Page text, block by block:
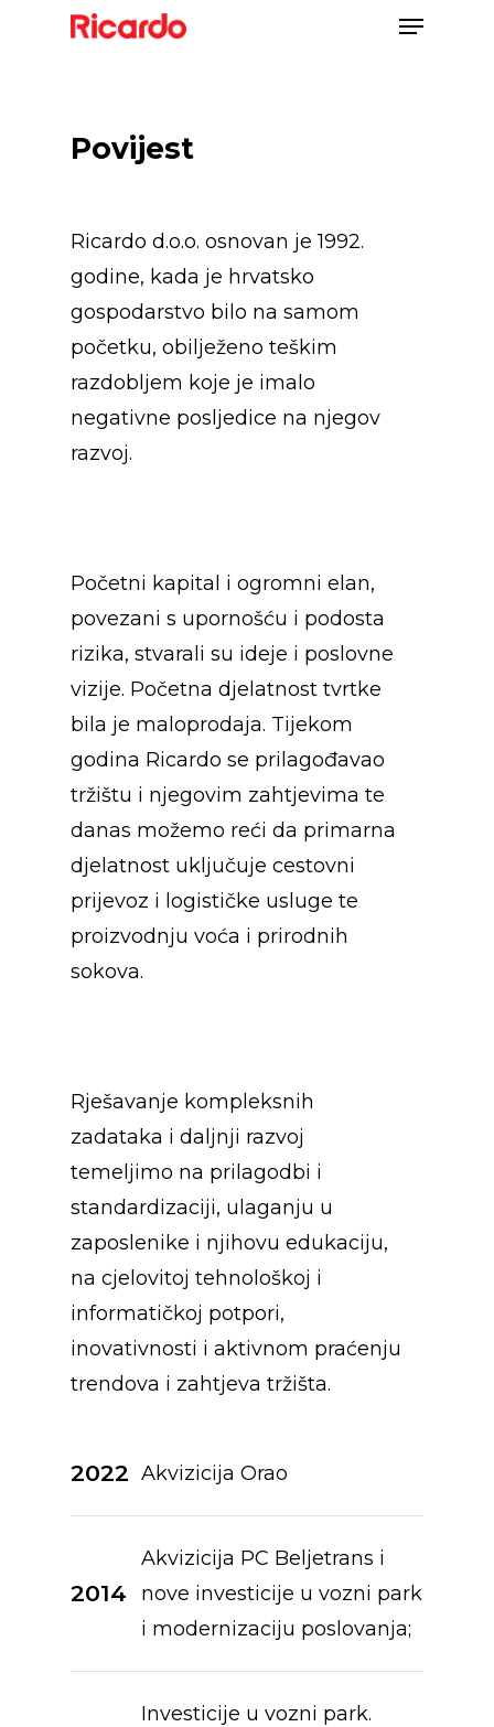
Povijest
Ricardo d.o.o. osnovan je 1992.
godine, kada je hrvatsko
gospodarstvo bilo na samom
početku, obilježeno teškim
razdobljem koje je imalo
negativne posljedice na njegov
razvoj.
Početni kapital i ogromni elan,
povezani s upornošću i podosta
rizika, stvarali su ideje i poslovne
vizije. Početna djelatnost tvrtke
bila je maloprodaja. Tijekom
godina Ricardo se prilagođavao
tržištu i njegovim zahtjevima te
danas možemo reći da primarna
djelatnost uključuje cestovni
prijevoz i logističke usluge te
proizvodnju voća i prirodnih
sokova.
Rješavanje kompleksnih
zadataka i daljnji razvoj
temeljimo na prilagodbi i
standardizaciji, ulaganju u
zaposlenike i njihovu edukaciju,
na cjelovitoj tehnološkoj i
informatičkoj potpori,
inovativnosti i aktivnom praćenju
trendova i zahtjeva tržišta.
2022 Akvizicija Orao
2014
Akvizicija PC Beljetrans i
nove investicije u vozni park
i modernizaciju poslovanja;
Investicije u vozni park.